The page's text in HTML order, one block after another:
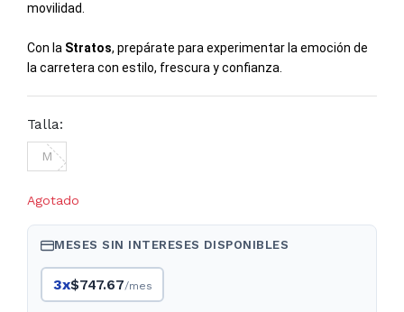
movilidad.
Con la Stratos, prepárate para experimentar la emoción de
la carretera con estilo, frescura y confianza.
Talla:
M
Agotado
MESES SIN INTERESES DISPONIBLES
3x$747.67/mes